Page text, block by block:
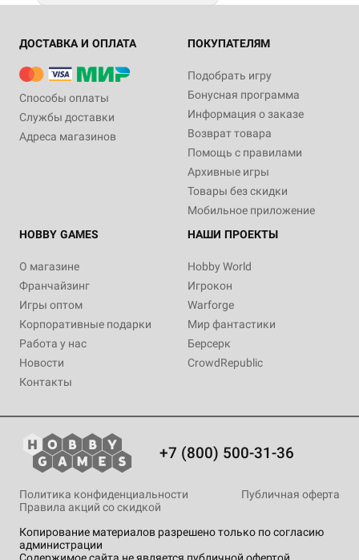
ДОСТАВКА И ОПЛАТА
Способы оплаты
Службы доставки
Адреса магазинов
ПОКУПАТЕЛЯМ
Подобрать игру
Бонусная программа
Информация о заказе
Возврат товара
Помощь с правилами
Архивные игры
Товары без скидки
Мобильное приложение
HOBBY GAMES
О магазине
Франчайзинг
Игры оптом
Корпоративные подарки
Работа у нас
Новости
Контакты
НАШИ ПРОЕКТЫ
Hobby World
Игрокон
Warforge
Мир фантастики
Берсерк
CrowdRepublic
+7 (800) 500-31-36
Копирование материалов разрешено только по согласию
администрации
Политика конфиденциальности
Публичная оферта
Правила акций со скидкой